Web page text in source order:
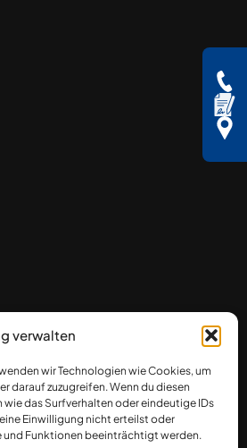
verwalten
wir Technologien wie Cookies, um
darauf zuzugreifen. Wenn du diesen
das Surfverhalten oder eindeutige IDs
Einwilligung nicht erteilst oder
und Funktionen beeinträchtigt werden.